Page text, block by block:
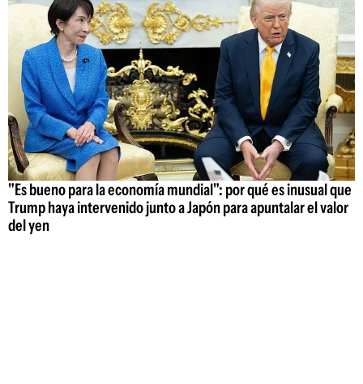
"Es bueno para la economía mundial": por qué es inusual que
Trump haya intervenido junto a Japón para apuntalar el valor
del yen